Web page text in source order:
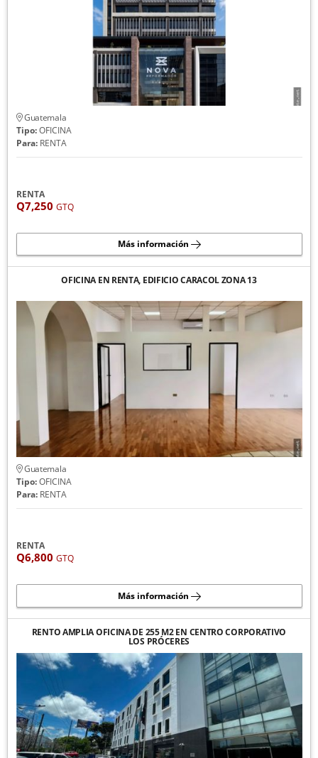
Guatemala
Tipo:OFICINA
Para:RENTA
RENTA
Q7,250 GTQ
Más información
OFICINA EN RENTA, EDIFICIO CARACOL ZONA 13
Guatemala
Tipo:OFICINA
Para:RENTA
RENTA
Q6,800 GTQ
Más información
RENTO AMPLIA OFICINA DE 255 M2 EN CENTRO CORPORATIVO
LOS PRÓCERES